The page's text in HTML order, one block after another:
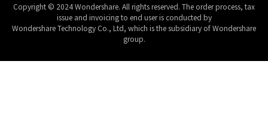
Copyright © 2024 Wondershare. All rights reserved. The order process, tax
issue and invoicing to end user is conducted by
Wondershare Technology Co., Ltd, which is the subsidiary of Wondershare
group.